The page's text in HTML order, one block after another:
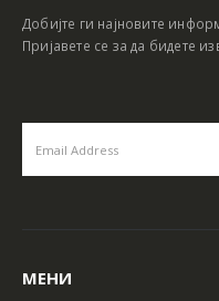
Добијте ги најновите
Пријавете се за да бидете
МЕНИ